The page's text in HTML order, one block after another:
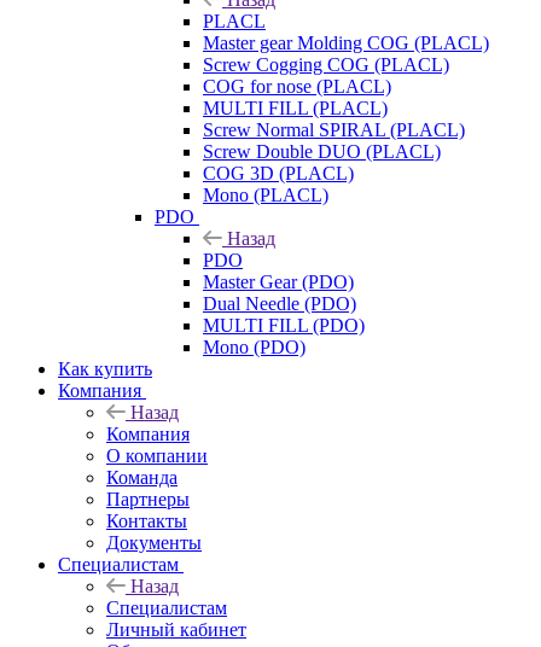
PLACL
Master gear Molding COG (PLACL)
Screw Cogging COG (PLACL)
COG for nose (PLACL)
MULTI FILL (PLACL)
Screw Normal SPIRAL (PLACL)
Screw Double DUO (PLACL)
COG 3D (PLACL)
Mono (PLACL)
PDO
Назад
PDO
Master Gear (PDO)
Dual Needle (PDO)
MULTI FILL (PDO)
Mono (PDO)
Как купить
Компания
Назад
Компания
О компании
Команда
Партнеры
Контакты
Документы
Специалистам
Назад
Специалистам
Личный кабинет